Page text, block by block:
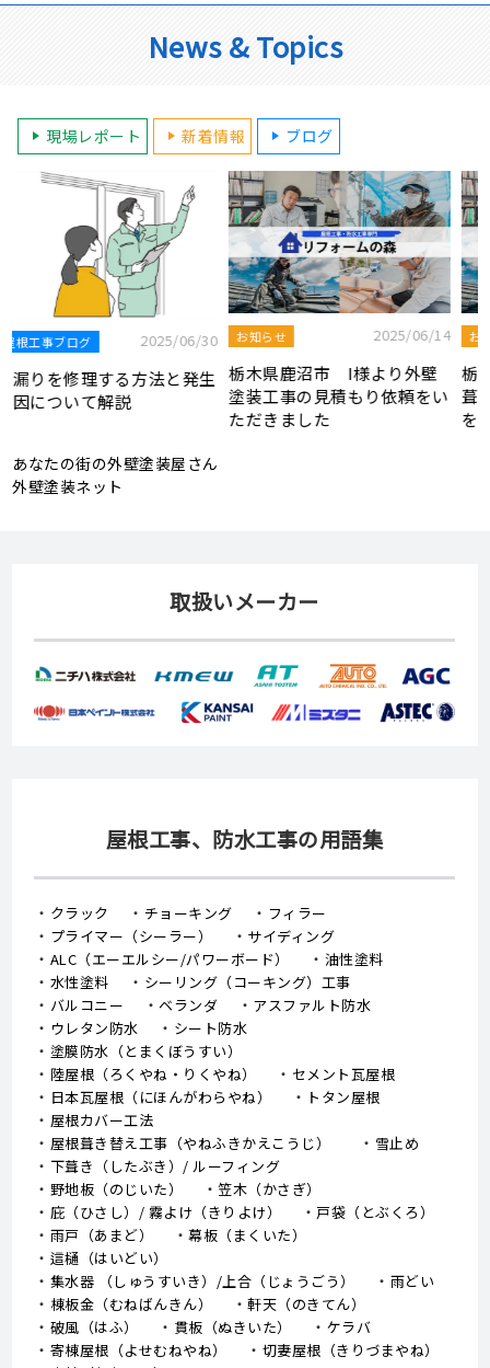
News & Topics
現場レポート 新着情報 ブログ
お知らせ 2025/06/14
栃木県鹿沼市 I様より外壁
塗装工事の見積もり依頼をい
お知らせ 2025/06/08
栃木県宇都宮市 K様より屋根
葺き替え工事の見積もり依頼
をいただきました
あなたの街の外壁塗装屋さん
外壁塗装ネット
取扱いメーカー
屋根工事、防水工事の用語集
クラック チョーキング
フィラー
プライマー（シーラー）
サイディング
ALC（エーエルシー/パワーボード）
油性塗料
水性塗料
シーリング（コーキング）工事
バルコニー
ベランダ
アスファルト防水
ウレタン防水
シート防水
塗膜防水（とまくぼうすい）
陸屋根（ろくやね・りくやね）
セメント瓦屋根
日本瓦屋根（にほんがわらやね）
トタン屋根
屋根カバー工法
屋根葺き替え工事（やねふきかえこうじ）
雪止め
下葺き（したぶき）/ ルーフィング
野地板（のじいた）
笠木（かさぎ）
庇（ひさし）/ 霧よけ（きりよけ）
戸袋（とぶくろ）
雨戸（あまど）
幕板（まくいた）
這樋（はいどい）
集水器 （しゅうすいき）/上合（じょうごう）
雨どい
棟板金（むねばんきん）
軒天（のきてん）
破風（はふ）
貫板（ぬきいた）
ケラバ
寄棟屋根（よせむねやね）
切妻屋根（きりづまやね）